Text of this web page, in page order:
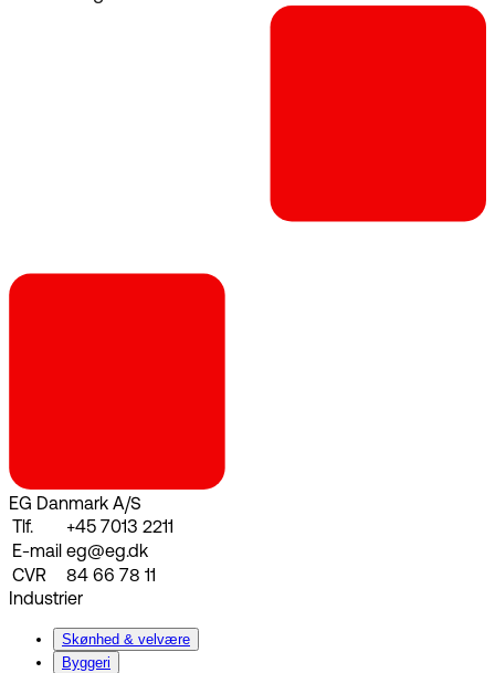
EG Danmark A/S
Tlf.
+45 7013 2211
E-mail eg@eg.dk
CVR
84 66 78 11
Industrier
Skønhed & velvære
Byggeri